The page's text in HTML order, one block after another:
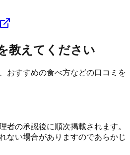
教えてください
おすすめの食べ方などの口コミを
者の承認後に順次掲載されます。
ない場合がありますのであらかじ